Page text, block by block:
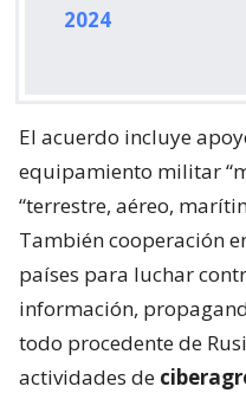
2024
El acuerdo incluye
equipamiento militar
“terrestre, aéreo,
También cooperación
países para luchar
información,
todo procedente de
actividades de